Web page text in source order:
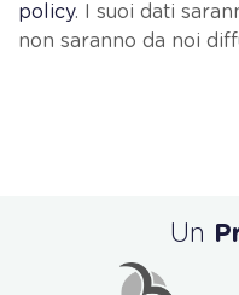
policy. I suoi dati
non saranno da noi
Un